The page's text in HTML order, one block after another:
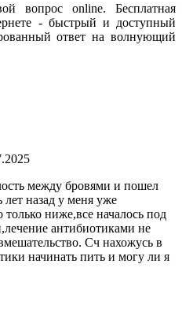
вопрос online. Бесплатная
- быстрый и доступный
ответ на волнующий
между бровями и пошел
лет назад у меня уже
ниже,все началось под
антибиотиками не
Сч нахожусь в
начинать пить и могу ли я